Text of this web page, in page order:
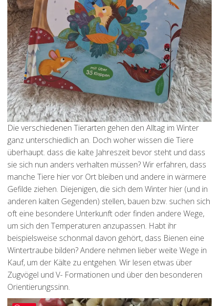
Die verschiedenen Tierarten gehen den Alltag im Winter
ganz unterschiedlich an. Doch woher wissen die Tiere
überhaupt. dass die kalte Jahreszeit bevor steht und dass
sie sich nun anders verhalten müssen? Wir erfahren, dass
manche Tiere hier vor Ort bleiben und andere in wärmere
Gefilde ziehen. Diejenigen, die sich dem Winter hier (und in
anderen kalten Gegenden) stellen, bauen bzw. suchen sich
oft eine besondere Unterkunft oder finden andere Wege,
um sich den Temperaturen anzupassen. Habt ihr
beispielsweise schonmal davon gehört, dass Bienen eine
Wintertraube bilden? Andere nehmen lieber weite Wege in
Kauf, um der Kälte zu entgehen. Wir lesen etwas über
Zugvögel und V- Formationen und über den besonderen
Orientierungssinn.